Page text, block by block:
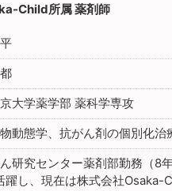
Child所属 薬剤師
大学薬学部 薬科学専攻
動態学、抗がん剤の個別化
研究センター薬剤部勤務（8
躍し、現在は株式会社Osaka-